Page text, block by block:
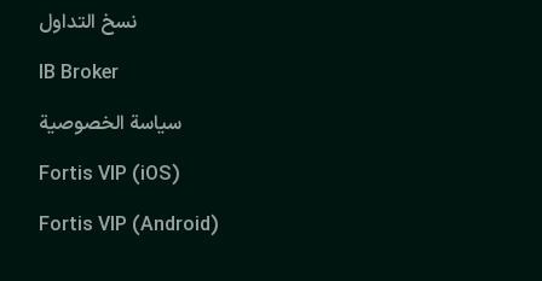
نسخ التداول
IB Broker
سياسة الخصوصية
Fortis VIP (iOS)
Fortis VIP (Android)